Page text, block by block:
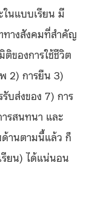
ในแบบเรียน มี
ทางสังคมที่สำคัญ
ของการใช้ชีวิต
2) การยืน 3)
บส่งของ 7) การ
รสนทนา และ
านตามนี้แล้ว ก็
ยน) ได้แน่นอน